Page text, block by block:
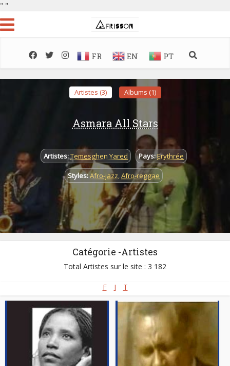
" "
FR EN PT
Artistes (3) Albums (1)
Asmara All Stars
Artistes:Temesghen Yared Pays:Erythrée
Styles:Afro-jazz,Afro-reggae
Catégorie -Artistes
Total Artistes sur le site : 3 182
F I T